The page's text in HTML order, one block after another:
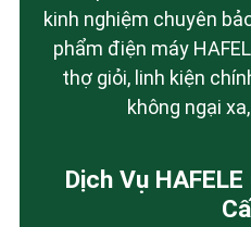
kinh nghiệm chuyên
phẩm điện máy
thợ giỏi, linh kiện
không ngại
Dịch Vụ